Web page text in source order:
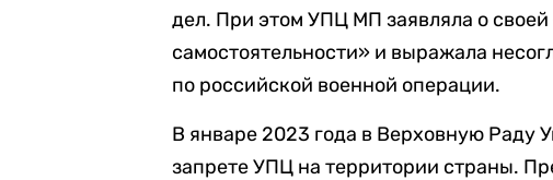
дел. При этом УПЦ МП заявляла о
самостоятельности» и выражала
по российской военной операции.
В январе 2023 года в Верховную Раду
запрете УПЦ на территории страны.